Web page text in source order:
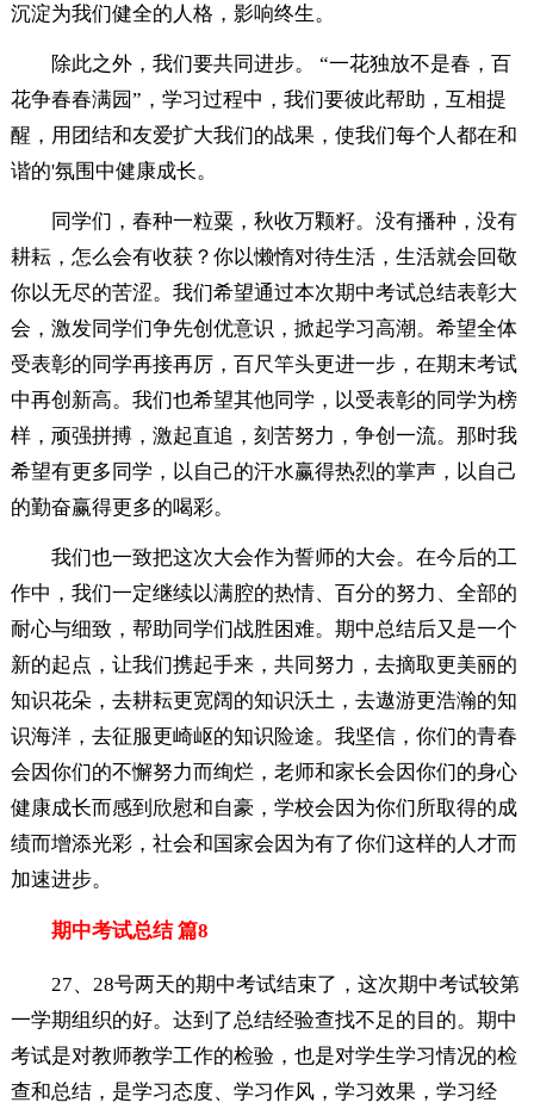
沉淀为我们健全的人格，影响终生。
除此之外，我们要共同进步。 “一花独放不是春，百
花争春春满园”，学习过程中，我们要彼此帮助，互相提
醒，用团结和友爱扩大我们的战果，使我们每个人都在和
谐的'氛围中健康成长。
同学们，春种一粒粟，秋收万颗籽。没有播种，没有
耕耘，怎么会有收获？你以懒惰对待生活，生活就会回敬
你以无尽的苦涩。我们希望通过本次期中考试总结表彰大
会，激发同学们争先创优意识，掀起学习高潮。希望全体
受表彰的同学再接再厉，百尺竿头更进一步，在期末考试
中再创新高。我们也希望其他同学，以受表彰的同学为榜
样，顽强拼搏，激起直追，刻苦努力，争创一流。那时我
希望有更多同学，以自己的汗水赢得热烈的掌声，以自己
的勤奋赢得更多的喝彩。
我们也一致把这次大会作为誓师的大会。在今后的工
作中，我们一定继续以满腔的热情、百分的努力、全部的
耐心与细致，帮助同学们战胜困难。期中总结后又是一个
新的起点，让我们携起手来，共同努力，去摘取更美丽的
知识花朵，去耕耘更宽阔的知识沃土，去遨游更浩瀚的知
识海洋，去征服更崎岖的知识险途。我坚信，你们的青春
会因你们的不懈努力而绚烂，老师和家长会因你们的身心
健康成长而感到欣慰和自豪，学校会因为你们所取得的成
绩而增添光彩，社会和国家会因为有了你们这样的人才而
加速进步。
期中考试总结 篇8
27、28号两天的期中考试结束了，这次期中考试较第
一学期组织的好。达到了总结经验查找不足的目的。期中
考试是对教师教学工作的检验，也是对学生学习情况的检
查和总结，是学习态度、学习作风，学习效果，学习经